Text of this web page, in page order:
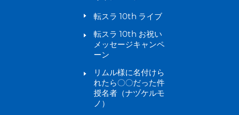
転スラ 10th ライブ
転スラ 10th お祝い
メッセージキャンペ
ーン
リムル様に名付けら
れたら〇〇だった件
授名者（ナヅケルモ
ノ）